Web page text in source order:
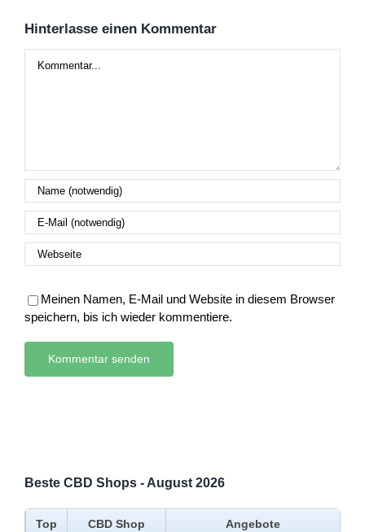
Hinterlasse einen Kommentar
Meinen Namen, E-Mail und Website in diesem Browser
speichern, bis ich wieder kommentiere.
Beste CBD Shops - August 2026
Top CBD Shop Angebote